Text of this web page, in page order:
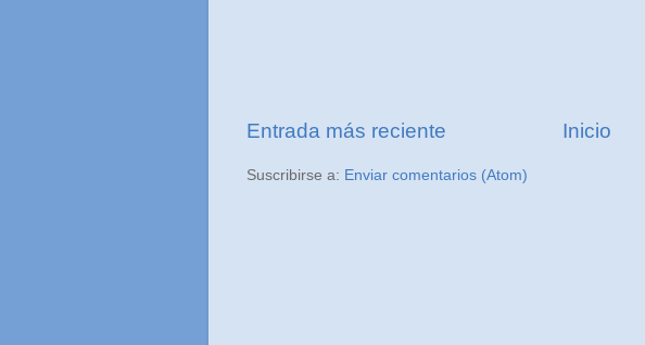
Entrada más reciente Inicio
Suscribirse a: Enviar comentarios (Atom)